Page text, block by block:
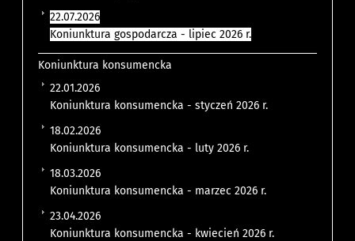
22.07.2026
Koniunktura gospodarcza - lipiec 2026 r.
Koniunktura konsumencka
22.01.2026
Koniunktura konsumencka - styczeń 2026 r.
18.02.2026
Koniunktura konsumencka - luty 2026 r.
18.03.2026
Koniunktura konsumencka - marzec 2026 r.
23.04.2026
Koniunktura konsumencka - kwiecień 2026 r.